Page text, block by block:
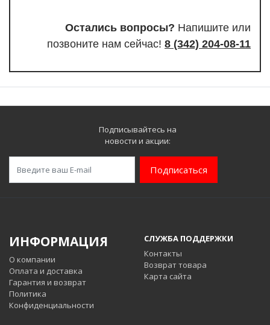
Остались вопросы? Напишите или
позвоните нам сейчас! 8 (342) 204-08-11
Подписывайтесь на
новости и акции:
Подписаться
ИНФОРМАЦИЯ
О компании
Оплата и доставка
Гарантия и возврат
Политика
Конфиденциальности
СЛУЖБА ПОДДЕРЖКИ
Контакты
Возврат товара
Карта сайта